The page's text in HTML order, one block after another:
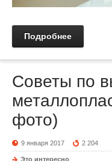
Подробнее
Советы по
фото)
9 января 2017 2 204
Это интересно